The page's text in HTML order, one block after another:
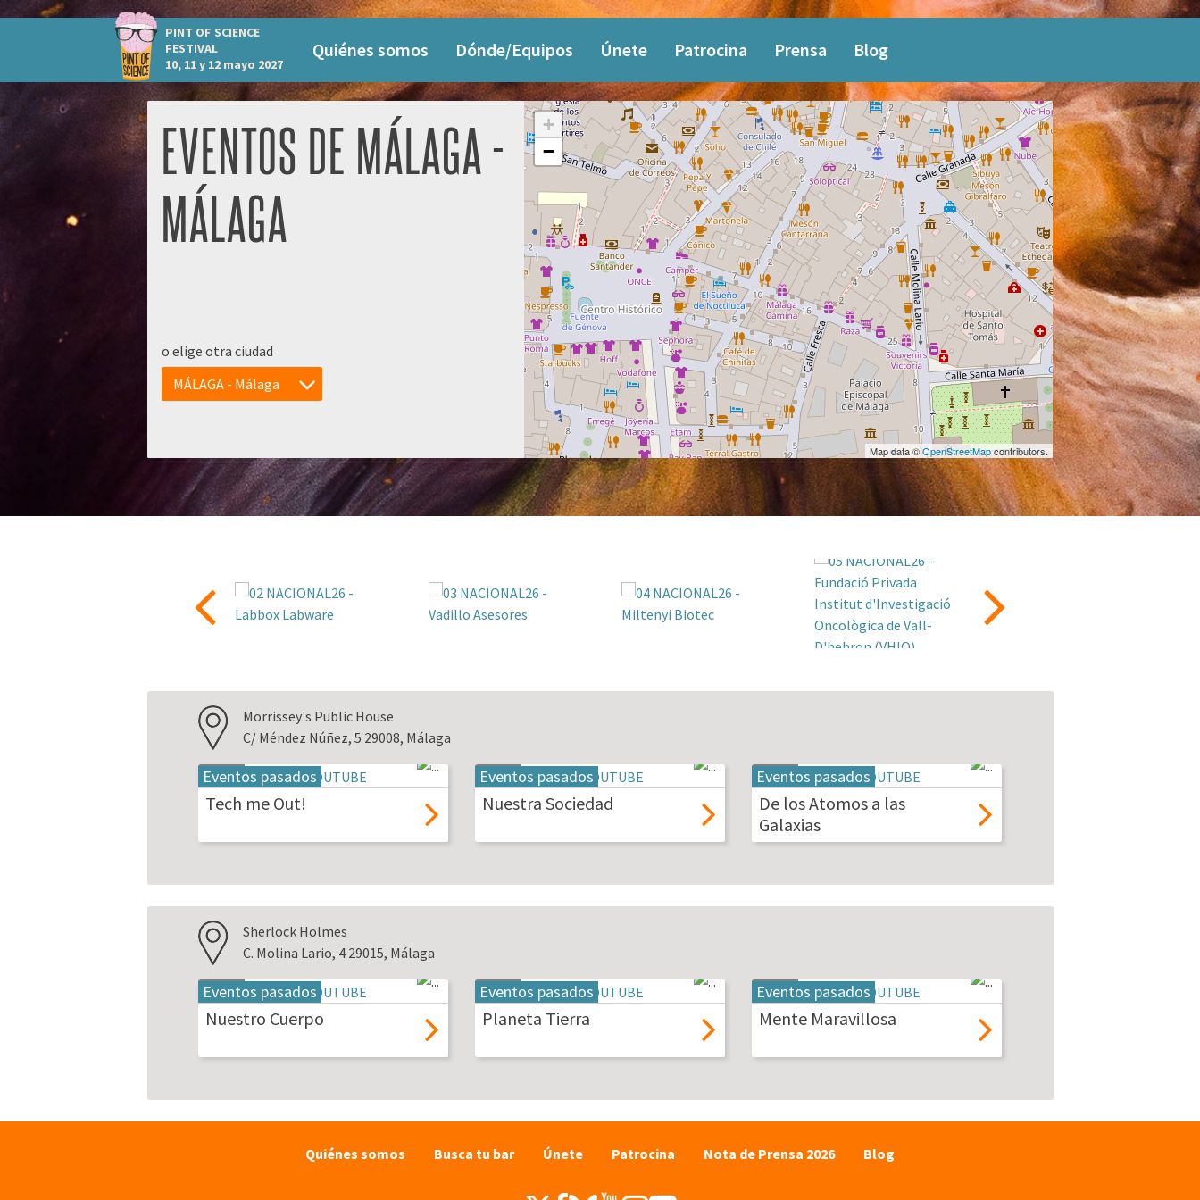
PINT OF SCIENCE
FESTIVAL
10, 11 y 12 mayo 2027
Quiénes somos Dónde/Equipos Únete Patrocina Prensa Blog
EVENTOS DE MÁLAGA -
MÁLAGA
o elige otra ciudad
MÁLAGA - Málaga
+
−
Map data ©OpenStreetMapcontributors.
Morrissey's Public House
C/ Méndez Núñez, 5 29008, Málaga
18
may
Eventos pasados
Tech me Out!
19
may
Eventos pasados
Nuestra Sociedad
20
may
2026
Eventos pasados
De los Atomos a las
Galaxias
Sherlock Holmes
C. Molina Lario, 4 29015, Málaga
18
may
Eventos pasados
Nuestro Cuerpo
19
may
Eventos pasados
Planeta Tierra
20
may
Eventos pasados
Mente Maravillosa
Quiénes somos Busca tu bar Únete Patrocina Nota de Prensa 2026 Blog